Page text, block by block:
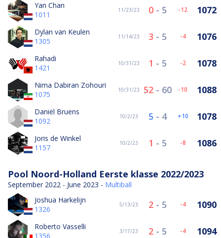
Yan Chan
1011
11/23/23 0 - 5 -12 1072
Dylan van Keulen
1305
11/14/23 3 - 5 -4 1076
Rahadi
1421
10/31/23 1 - 5 -2 1078
Nima Dabiran Zohouri
1075
10/31/23 52 - 60 -10 1088
Daniël Bruens
1092
10/2/23 5 - 4 10 1078
Joris de Winkel
1157
10/2/23 1 - 5 -8 1086
Pool Noord-Holland Eerste klasse 2022/2023
September 2022 - June 2023 - Multiball
Joshua Harkelijn
1326
5/13/23 2 - 5 -4 1090
Roberto Vasselli
1356
3/17/23 2 - 5 -4 1094